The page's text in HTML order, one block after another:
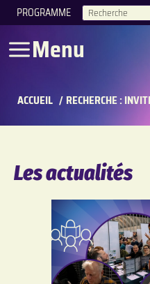
PROGRAMME
RECHERCHE
Menu
ACCUEIL / RECHERCHE :
Les actualités